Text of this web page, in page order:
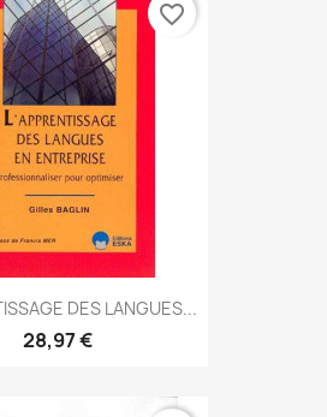
DES LANGUES...
28,97 €
favorite_border